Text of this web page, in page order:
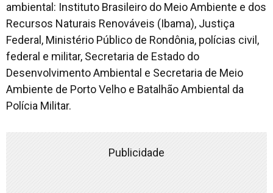
ambiental: Instituto Brasileiro do Meio Ambiente e dos
Recursos Naturais Renováveis (Ibama), Justiça
Federal, Ministério Público de Rondônia, polícias civil,
federal e militar, Secretaria de Estado do
Desenvolvimento Ambiental e Secretaria de Meio
Ambiente de Porto Velho e Batalhão Ambiental da
Polícia Militar.
Publicidade